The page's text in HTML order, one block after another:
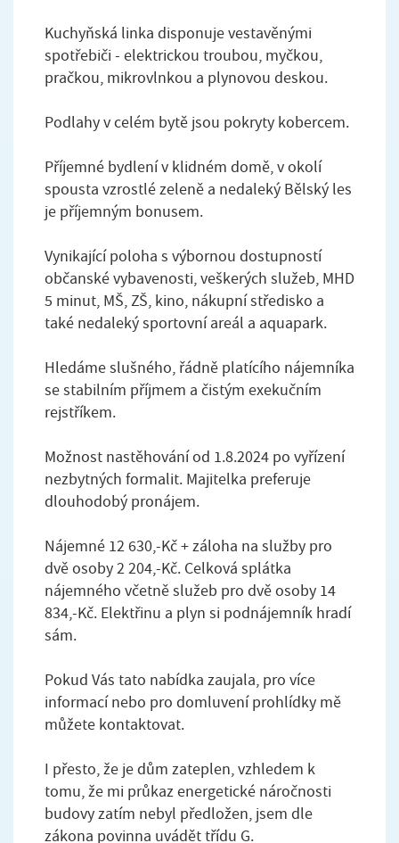
Kuchyňská linka disponuje vestavěnými
spotřebiči - elektrickou troubou, myčkou,
pračkou, mikrovlnkou a plynovou deskou.
Podlahy v celém bytě jsou pokryty kobercem.
Příjemné bydlení v klidném domě, v okolí
spousta vzrostlé zeleně a nedaleký Bělský les
je příjemným bonusem.
Vynikající poloha s výbornou dostupností
občanské vybavenosti, veškerých služeb, MHD
5 minut, MŠ, ZŠ, kino, nákupní středisko a
také nedaleký sportovní areál a aquapark.
Hledáme slušného, řádně platícího nájemníka
se stabilním příjmem a čistým exekučním
rejstříkem.
Možnost nastěhování od 1.8.2024 po vyřízení
nezbytných formalit. Majitelka preferuje
dlouhodobý pronájem.
Nájemné 12 630,-Kč + záloha na služby pro
dvě osoby 2 204,-Kč. Celková splátka
nájemného včetně služeb pro dvě osoby 14
834,-Kč. Elektřinu a plyn si podnájemník hradí
sám.
Pokud Vás tato nabídka zaujala, pro více
informací nebo pro domluvení prohlídky mě
můžete kontaktovat.
I přesto, že je dům zateplen, vzhledem k
tomu, že mi průkaz energetické náročnosti
budovy zatím nebyl předložen, jsem dle
zákona povinna uvádět třídu G.